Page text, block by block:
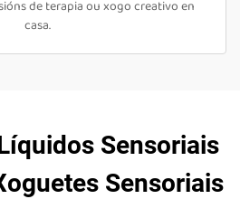
de terapia ou xogo creativo en
casa.
Sensoriais
Sensoriais